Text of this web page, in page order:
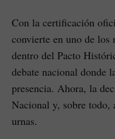
Con la certificación
convierte en uno de los
dentro del Pacto
debate nacional donde
presencia. Ahora, la
Nacional y, sobre todo,
urnas.